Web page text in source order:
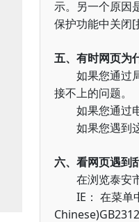
示。另一个原因
保护功能中关闭[
五、有时网页为
如果您通过局
接不上的问题。
如果您通过电
如果您遇到这
六、看网页遇到
在浏览泰安市
IE ： 在菜单
Chinese)GB2312